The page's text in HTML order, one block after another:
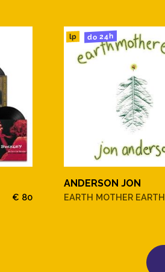
€ 80
lp do 24h
ANDERSON JON
EARTH MOTHER EARTH